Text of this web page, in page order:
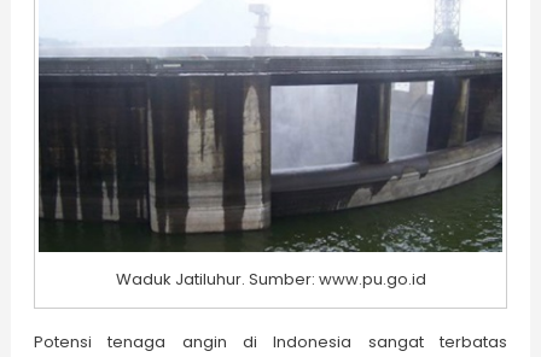
Waduk Jatiluhur. Sumber: www.pu.go.id
Potensi tenaga angin di Indonesia sangat terbatas